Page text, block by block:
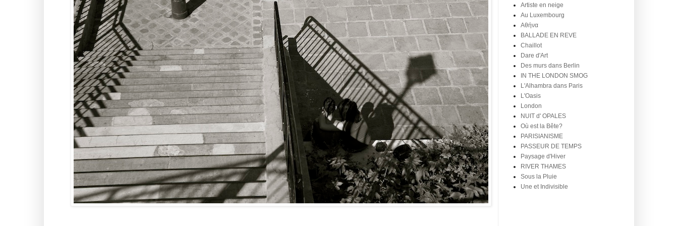
Artiste en neige
Au Luxembourg
Aθήνα
BALLADE EN REVE
Chaillot
Dare d'Art
Des murs dans Berlin
IN THE LONDON SMOG
L'Alhambra dans Paris
L'Oasis
London
NUIT d' OPALES
Où est la Bête?
PARISIANISME
PASSEUR DE TEMPS
Paysage d'Hiver
RIVER THAMES
Sous la Pluie
Une et Indivisible